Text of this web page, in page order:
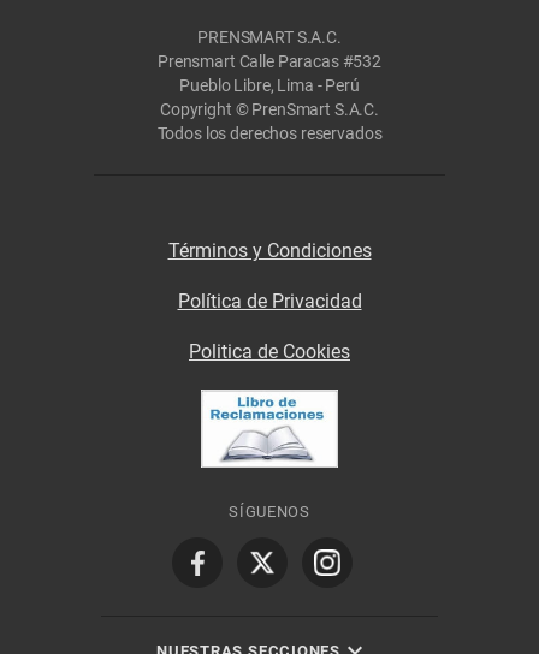
PRENSMART S.A.C.
Prensmart Calle Paracas #532
Pueblo Libre, Lima - Perú
Copyright © PrenSmart S.A.C.
Todos los derechos reservados
Términos y Condiciones
Política de Privacidad
Politica de Cookies
SÍGUENOS